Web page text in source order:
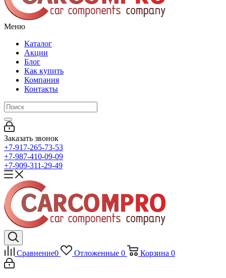
Меню
Каталог
Акции
Блог
Как купить
Компания
Контакты
Заказать звонок
+7-917-265-73-53
+7-987-410-09-09
+7-909-311-29-49
Сравнение0 Отложенные 0 Корзина 0